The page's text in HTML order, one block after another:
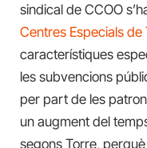
sindical de CCOO
Centres Especials de
característiques
les subvencions
per part de les
un augment del
segons Torre,